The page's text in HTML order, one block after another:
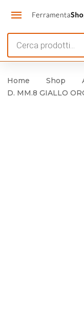
search
Home Shop
D. MM.8 GIALLO